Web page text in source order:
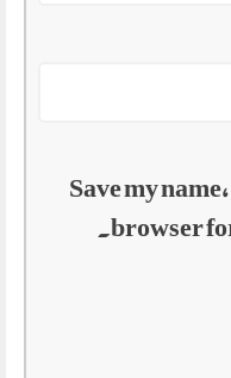
Save my
browser